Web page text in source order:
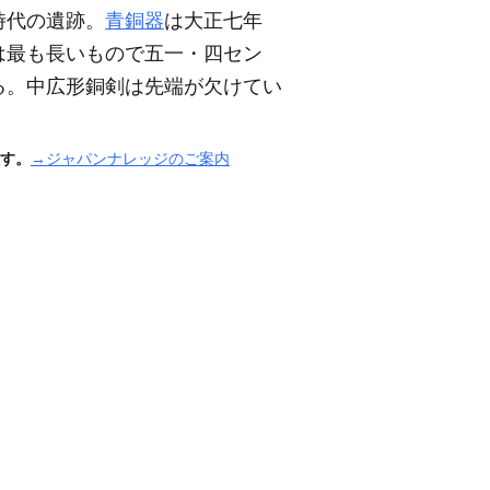
の遺跡。 青銅器は大正七年
も長いもので五一・四セン
中広形銅剣は先端が欠けてい
。 →ジャパンナレッジのご案内